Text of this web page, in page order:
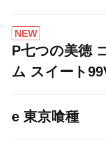
NEW
P七つの美徳
ム スイート
e 東京喰種